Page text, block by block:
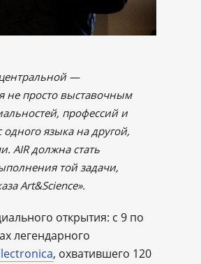
—
не просто выставочным
профессий и
одного языка на другой,
AIR должна стать
той задачи,
Art&Science».
открытия: с 9 по
легендарного
, охватившего 120